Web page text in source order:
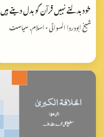
خود بدلتے نہیں قرآن کو بدل دیتے ہیں
شیخ ابودردا السواتی • اسلام, سیاست